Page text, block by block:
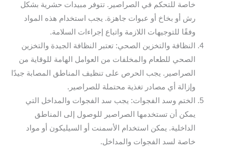
خاصة للتحكم في الصراصير. تتوفر مبيدات حشرية بشكل
رش أو بخاخ أو عبوات جاهزة. يجب استخدام هذه المواد
وفقًا للتوجيهات اللازمة واتباع إجراءات السلامة.
النظافة والتخزين الصحي: تعتبر النظافة الجيدة والتخزين
الصحي للطعام والمخلفات من العوامل الهامة للوقاية من
الصراصير. يجب الحرص على تنظيف المناطق المصابة جيدًا
وإزالة أي مصادر تغذية محتملة للصراصير.
الختم وسد الفجوات: يجب سد الفجوات والمداخل التي
يمكن أن تستخدمها الصراصير للوصول إلى المناطق
الداخلية. يمكن استخدام الأسمنت أو السيليكون أو مواد
خاصة لسد الفجوات والمداخل.